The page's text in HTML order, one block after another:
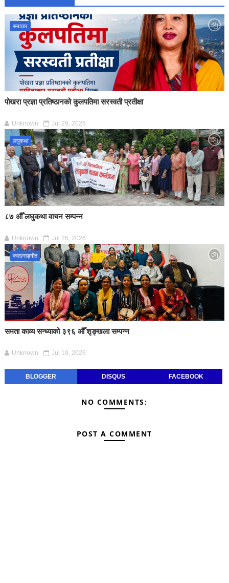
समाचार
पोखरा प्रज्ञा प्रतिष्ठानको कुलपतिमा सरस्वती प्रतीक्षा
Unknown Jul 29, 2026
लघुकथा
८७ औँ लघुकथा वाचन सम्पन्न
Unknown Jul 25, 2026
कला/सङ्गीत
समता काव्य सन्ध्याको ३९६ औँ शृङ्खला सम्पन्न
Unknown Jul 19, 2026
BLOGGER DISQUS FACEBOOK
NO COMMENTS:
POST A COMMENT